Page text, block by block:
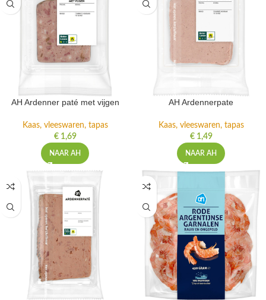
AH Ardenner paté met vijgen
Kaas, vleeswaren, tapas
€1,69
NAAR AH
AH Ardennerpate
Kaas, vleeswaren, tapas
€1,49
NAAR AH